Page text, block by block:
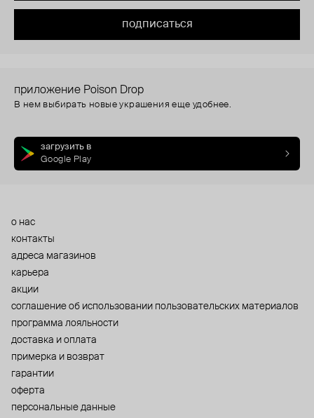
подписаться
приложение Poison Drop
В нем выбирать новые украшения еще удобнее.
загрузить в
Google Play
о нас
контакты
адреса магазинов
карьера
акции
cоглашение об использовании пользовательских материалов
программа лояльности
доставка и оплата
примерка и возврат
гарантии
оферта
персональные данные